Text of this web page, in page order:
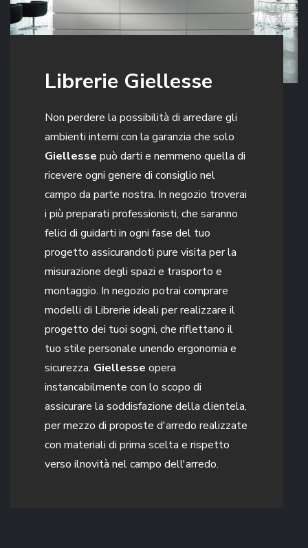
Librerie Giellesse
Non perdere la possibilità di arredare gli
ambienti interni con la garanzia che solo
Giellesse può darti e nemmeno quella di
ricevere ogni genere di consiglio nel
campo da parte nostra. In negozio troverai
i più preparati professionisti, che saranno
felici di guidarti in ogni fase del tuo
progetto assicurandoti pure visita per la
misurazione degli spazi e trasporto e
montaggio. In negozio potrai comprare
modelli di Librerie ideali per realizzare il
progetto dei tuoi sogni, che riflettano il
tuo stile personale unendo ergonomia e
sicurezza. Giellesse opera
instancabilmente con lo scopo di
assicurare la soddisfazione della clientela,
per mezzo di proposte d'arredo realizzate
con materiali di prima scelta e rispetto
verso ilnovità nel campo dell'arredo.